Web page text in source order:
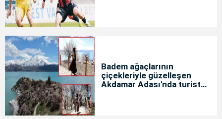
Badem ağaçlarının
çiçekleriyle güzelleşen
Akdamar Adası'nda turist